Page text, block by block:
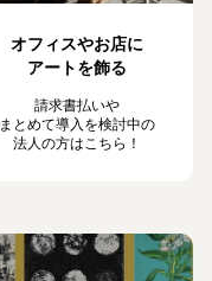
オフィスやお店に
アートを飾る
請求書払いや
まとめて導入を検討中の
法人の方はこちら！